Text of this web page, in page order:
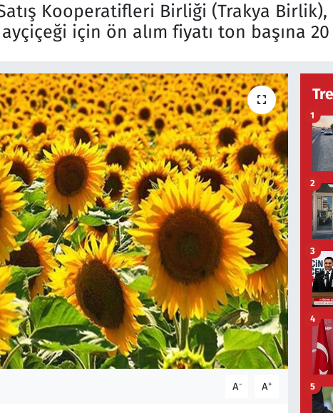
Kooperatifleri Birliği (Trakya Birlik),
ayçiçeği için ön alım fiyatı ton başına
A- A+
1
2
3
4
5